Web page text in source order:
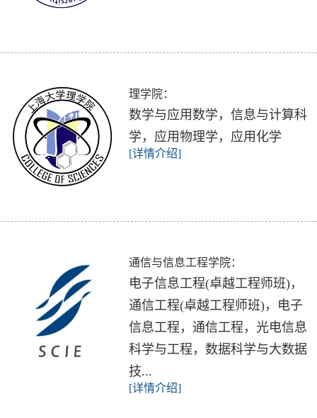
理学院：
数学与应用数学，信息与计算科
学，应用物理学，应用化学
[详情介绍]
通信与信息工程学院：
​电子信息工程(卓越工程师班)，
通信工程(卓越工程师班)，电子
信息工程，通信工程，光电信息
科学与工程，数据科学与大数据
技...
[详情介绍]